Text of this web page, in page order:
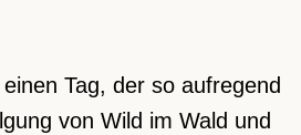
Tag, der so aufregend
von Wild im Wald und